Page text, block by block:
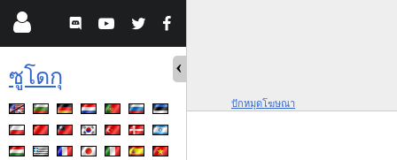
ซูโดกุ
ปักหมุดโฆษณา